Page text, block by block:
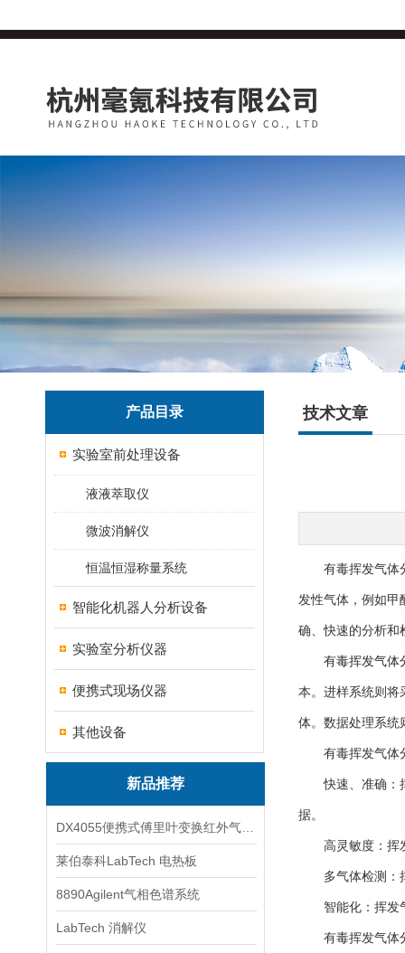
产品目录
实验室前处理设备
液液萃取仪
微波消解仪
恒温恒湿称量系统
智能化机器人分析设备
实验室分析仪器
便携式现场仪器
其他设备
新品推荐
莱伯泰科LabTech 电热板
8890Agilent气相色谱系统
LabTech 消解仪
技术文章
有毒挥发气体分
发性气体，例如甲
确、快速的分析和
有毒挥发气体
本。进样系统则将
体。数据处理系统
有毒挥发气体
快速、准确：挥
据。
高灵敏度：挥发
多气体检测：挥
智能化：挥发气
有毒挥发气体分